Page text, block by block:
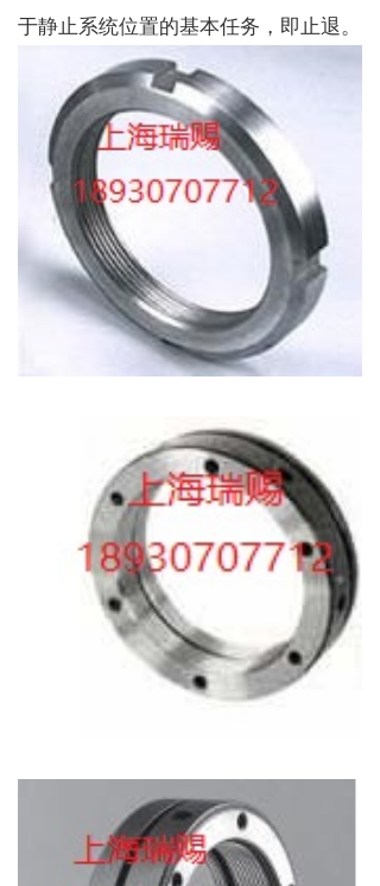
于静止系统位置的基本任务，即止退。